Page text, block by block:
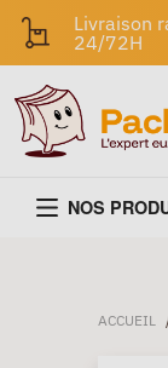
Livraison
24/72H
NOS
ACCUEIL